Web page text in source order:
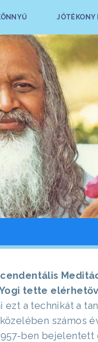
JÓTÉKONY
tette
ezt a technikát a
számos
ben bejelentett